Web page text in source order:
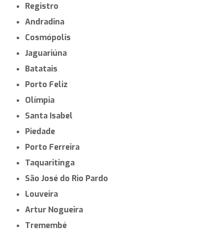
Registro
Andradina
Cosmópolis
Jaguariúna
Batatais
Porto Feliz
Olímpia
Santa Isabel
Piedade
Porto Ferreira
Taquaritinga
São José do Rio Pardo
Louveira
Artur Nogueira
Tremembé